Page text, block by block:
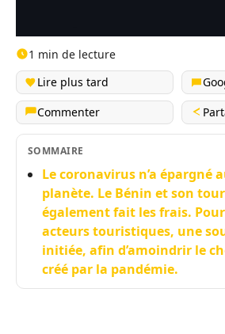
1 min de lecture
Lire plus tard
Commenter
SOMMAIRE
Le coronavirus n’a épargné
planète. Le Bénin et son
également fait les frais.
acteurs touristiques, une
initiée, afin d’amoindrir le
créé par la pandémie.